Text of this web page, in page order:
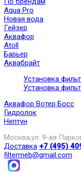
Aqua Pro
Новая вода
Гейзер
Аквафор
Atoll
Барьер
Аквабрайт
Установка
Установка
Аквафор Вотер Босс
Гидролок
Нептун
Москва,ул. 9-ая
Доставка +7 (495)
filtermeb@gmail.com